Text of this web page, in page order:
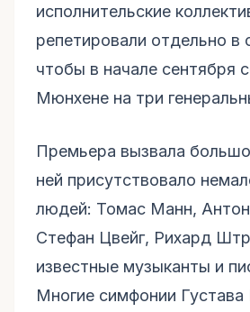
исполнительские
репетировали отдельно в
чтобы в начале сентября
Мюнхене на три
Премьера вызвала
ней присутствовало
людей: Томас Манн,
Стефан Цвейг, Рихард
известные музыканты и
Многие симфонии